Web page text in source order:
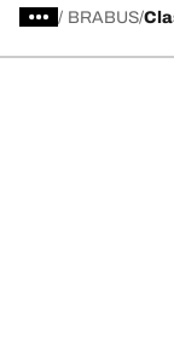
/ BRABUS